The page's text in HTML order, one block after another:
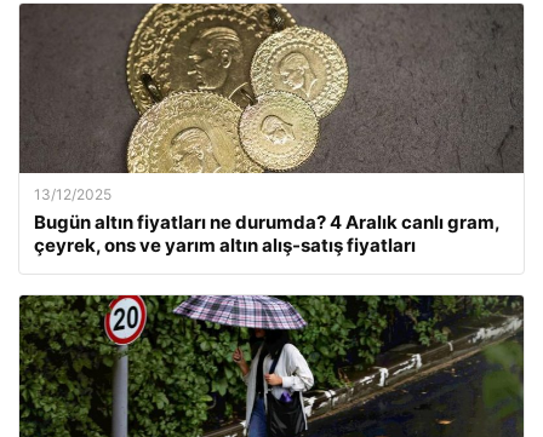
13/12/2025
Bugün altın fiyatları ne durumda? 4 Aralık canlı gram,
çeyrek, ons ve yarım altın alış-satış fiyatları